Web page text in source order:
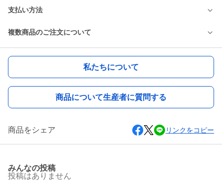
支払い方法
複数商品のご注文について
私たちについて
商品について生産者に質問する
商品をシェア リンクをコピー
みんなの投稿
投稿はありません